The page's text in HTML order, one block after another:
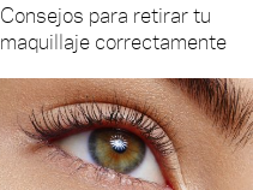
Consejos para retirar tu
maquillaje correctamente